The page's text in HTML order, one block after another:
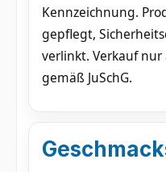
Kennzeichnung.
gepflegt,
verlinkt. Verkauf
gemäß JuSchG.